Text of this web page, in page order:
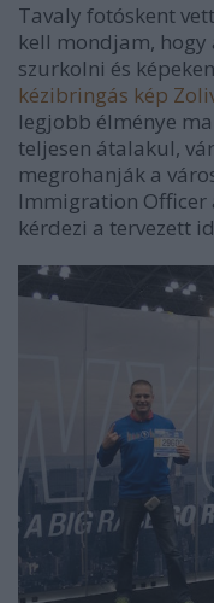
Tavaly fotóskent
kell mondjam, hogy
szurkolni és
kézibringás kép
legjobb élménye
teljesen átalakul,
megrohanják a
Immigration Officer
kérdezi a tervezett